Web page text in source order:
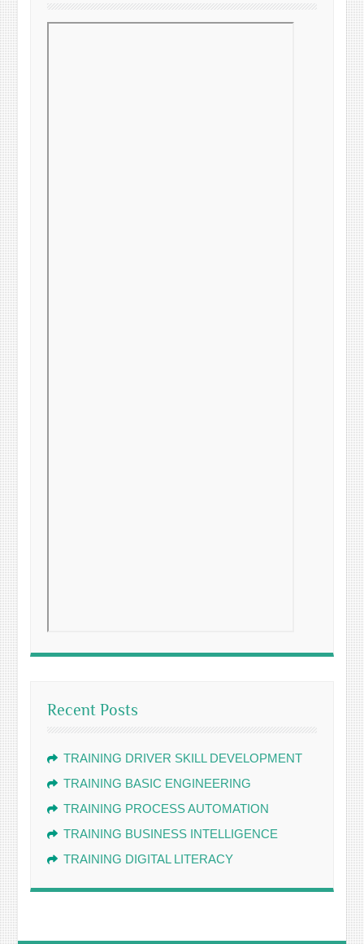
Recent Posts
TRAINING DRIVER SKILL DEVELOPMENT
TRAINING BASIC ENGINEERING
TRAINING PROCESS AUTOMATION
TRAINING BUSINESS INTELLIGENCE
TRAINING DIGITAL LITERACY